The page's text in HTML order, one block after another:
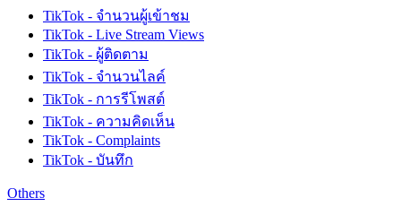
TikTok - จำนวนผู้เข้าชม
TikTok - Live Stream Views
TikTok - ผู้ติดตาม
TikTok - จำนวนไลค์
TikTok - การรีโพสต์
TikTok - ความคิดเห็น
TikTok - Complaints
TikTok - บันทึก
Others